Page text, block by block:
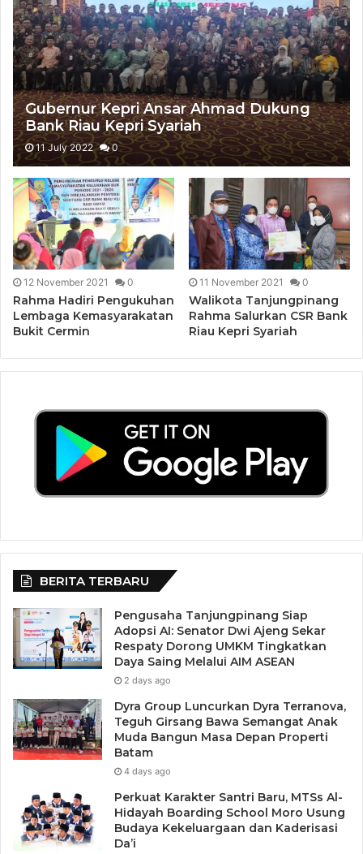
Gubernur Kepri Ansar Ahmad Dukung
Bank Riau Kepri Syariah
11 July 2022 0
12 November 2021 0
Rahma Hadiri Pengukuhan
Lembaga Kemasyarakatan
Bukit Cermin
11 November 2021 0
Walikota Tanjungpinang
Rahma Salurkan CSR Bank
Riau Kepri Syariah
BERITA TERBARU
Pengusaha Tanjungpinang Siap
Adopsi AI: Senator Dwi Ajeng Sekar
Respaty Dorong UMKM Tingkatkan
Daya Saing Melalui AIM ASEAN
2 days ago
Dyra Group Luncurkan Dyra Terranova,
Teguh Girsang Bawa Semangat Anak
Muda Bangun Masa Depan Properti
Batam
4 days ago
Perkuat Karakter Santri Baru, MTSs Al-
Hidayah Boarding School Moro Usung
Budaya Kekeluargaan dan Kaderisasi
Da’i